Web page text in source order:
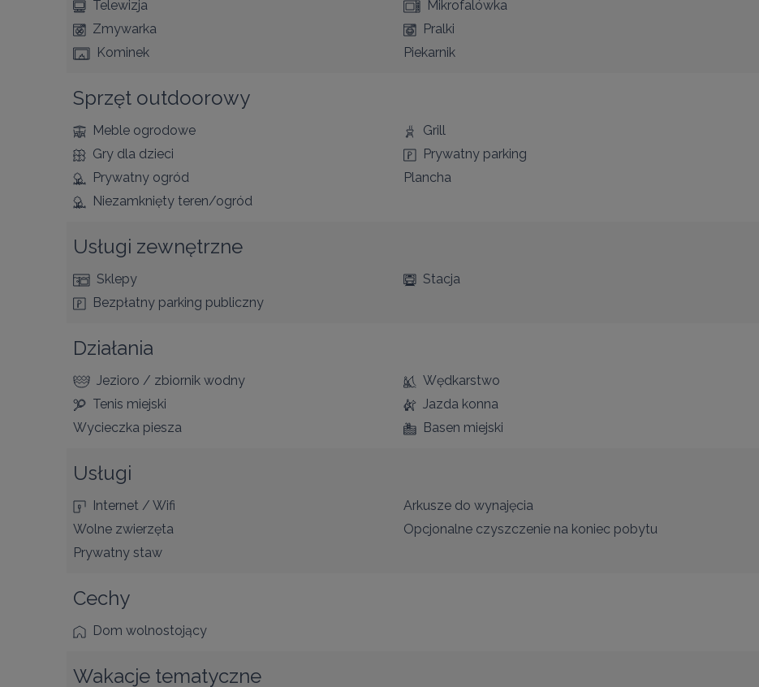
Telewizja
Mikrofalówka
Zmywarka
Pralki
Kominek
Piekarnik
Sprzęt outdoorowy
Meble ogrodowe
Grill
Gry dla dzieci
Prywatny parking
Prywatny ogród
Plancha
Niezamknięty teren/ogród
Usługi zewnętrzne
Sklepy
Stacja
Bezpłatny parking publiczny
Działania
Jezioro / zbiornik wodny
Wędkarstwo
Tenis miejski
Jazda konna
Wycieczka piesza
Basen miejski
Usługi
Internet / Wifi
Arkusze do wynajęcia
Wolne zwierzęta
Opcjonalne czyszczenie na koniec pobytu
Prywatny staw
Cechy
Dom wolnostojący
Wakacje tematyczne